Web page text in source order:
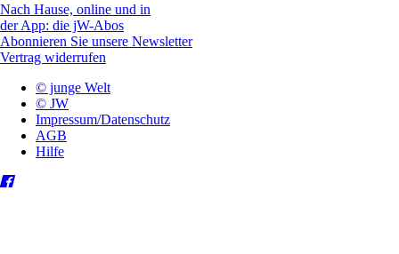
Nach Hause, online und in
der App: die jW-Abos
Abonnieren Sie unsere Newsletter
Vertrag widerrufen
© junge Welt
© JW
Impressum/Datenschutz
AGB
Hilfe